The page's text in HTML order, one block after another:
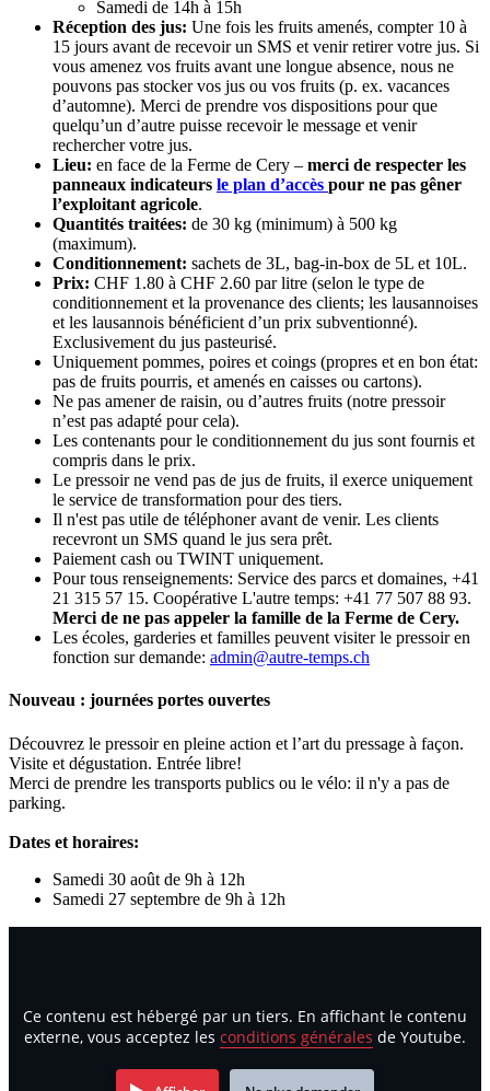
Samedi de 14h à 15h
Réception des jus: Une fois les fruits amenés, compter 10 à
15 jours avant de recevoir un SMS et venir retirer votre jus. Si
vous amenez vos fruits avant une longue absence, nous ne
pouvons pas stocker vos jus ou vos fruits (p. ex. vacances
d’automne). Merci de prendre vos dispositions pour que
quelqu’un d’autre puisse recevoir le message et venir
rechercher votre jus.
Lieu: en face de la Ferme de Cery – merci de respecter les
panneaux indicateurs le plan d’accès pour ne pas gêner
l’exploitant agricole.
Quantités traitées: de 30 kg (minimum) à 500 kg
(maximum).
Conditionnement: sachets de 3L, bag-in-box de 5L et 10L.
Prix: CHF 1.80 à CHF 2.60 par litre (selon le type de
conditionnement et la provenance des clients; les lausannoises
et les lausannois bénéficient d’un prix subventionné).
Exclusivement du jus pasteurisé.
Uniquement pommes, poires et coings (propres et en bon état:
pas de fruits pourris, et amenés en caisses ou cartons).
Ne pas amener de raisin, ou d’autres fruits (notre pressoir
n’est pas adapté pour cela).
Les contenants pour le conditionnement du jus sont fournis et
compris dans le prix.
Le pressoir ne vend pas de jus de fruits, il exerce uniquement
le service de transformation pour des tiers.
Il n'est pas utile de téléphoner avant de venir. Les clients
recevront un SMS quand le jus sera prêt.
Paiement cash ou TWINT uniquement.
Pour tous renseignements: Service des parcs et domaines, +41
21 315 57 15. Coopérative L'autre temps: +41 77 507 88 93.
Merci de ne pas appeler la famille de la Ferme de Cery.
Les écoles, garderies et familles peuvent visiter le pressoir en
fonction sur demande: admin@autre-temps.ch
Nouveau : journées portes ouvertes
Découvrez le pressoir en pleine action et l’art du pressage à façon.
Visite et dégustation. Entrée libre!
Merci de prendre les transports publics ou le vélo: il n'y a pas de
parking.
Dates et horaires:
Samedi 30 août de 9h à 12h
Samedi 27 septembre de 9h à 12h
Ce contenu est hébergé par un tiers. En affichant le contenu
externe, vous acceptez les conditions générales de Youtube.